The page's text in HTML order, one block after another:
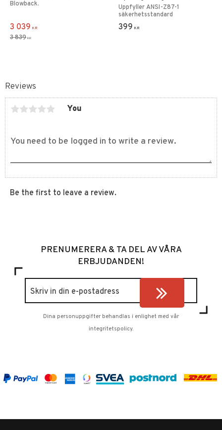
Reviews
You
Be the first to leave a review.
Blowback.
3 039 KR
3 839 KR
Uppfyller ANSI-Z87-1
säkerhetsstandard
399 KR
PRENUMERERA & TA DEL AV VÅRA
ERBJUDANDEN!
Dina personuppgifter behandlas i enlighet med vår
integritetspolicy.